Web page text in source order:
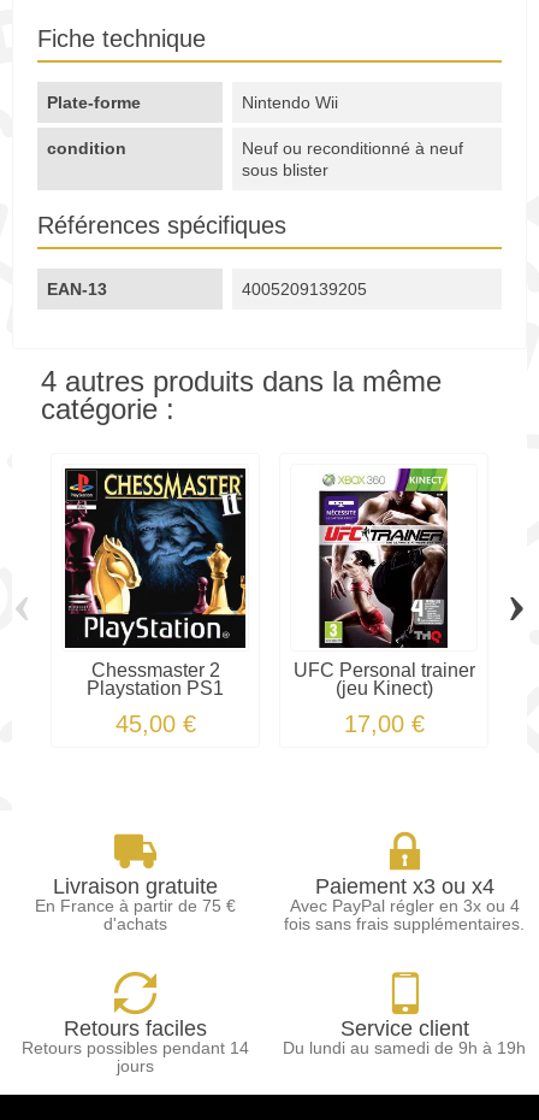
Fiche technique
Plate-forme Nintendo Wii
condition
Neuf ou reconditionné à neuf
sous blister
Références spécifiques
EAN-13 4005209139205
4 autres produits dans la même
catégorie :
Chessmaster 2
Playstation PS1
45,00 €
UFC Personal trainer
(jeu Kinect)
17,00 €
‹ ›
Livraison gratuite
En France à partir de 75 €
d'achats
Paiement x3 ou x4
Avec PayPal régler en 3x ou 4
fois sans frais supplémentaires.
Retours faciles
Retours possibles pendant 14
jours
Service client
Du lundi au samedi de 9h à 19h